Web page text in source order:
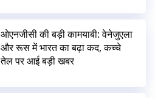
ओएनजीसी की बड़ी कामयाबी: वेनेजुएला
और रूस में भारत का बढ़ा कद, कच्चे
तेल पर आई बड़ी खबर